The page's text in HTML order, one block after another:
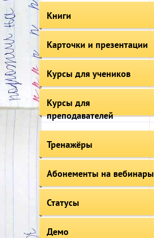
Книги
Карточки и презентации
Курсы для учеников
Курсы для
преподавателей
Тренажёры
Абонементы на вебинары
Статусы
Демо